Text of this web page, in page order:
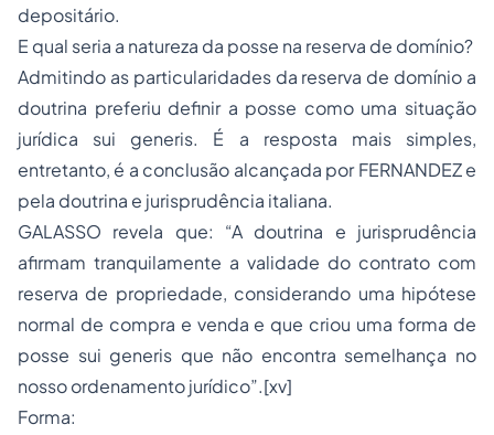
depositário.
E qual seria a natureza da posse na reserva de domínio?
Admitindo as particularidades da reserva de domínio a
doutrina preferiu definir a posse como uma situação
jurídica sui generis. É a resposta mais simples,
entretanto, é a conclusão alcançada por FERNANDEZ e
pela doutrina e jurisprudência italiana.
GALASSO revela que: “A doutrina e jurisprudência
afirmam tranquilamente a validade do contrato com
reserva de propriedade, considerando uma hipótese
normal de compra e venda e que criou uma forma de
posse sui generis que não encontra semelhança no
nosso ordenamento jurídico”.[xv]
Forma: